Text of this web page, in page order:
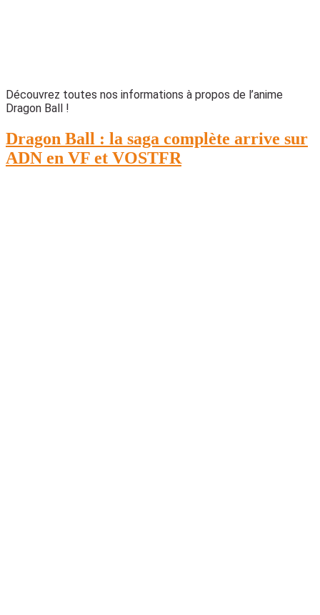
Découvrez toutes nos informations à propos de l’anime
Dragon Ball !
Dragon Ball : la saga complète arrive sur
ADN en VF et VOSTFR